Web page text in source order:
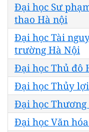
Đại học Sư
thao Hà nội
Đại học Tài
trường Hà Nội
Đại học Thủ đô
Đại học Thủy lợi
Đại học
Đại học Văn